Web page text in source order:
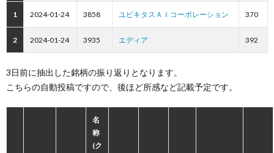
1 2024-01-24 3858 ユビキタスＡＩコーポレーション 370
2 2024-01-24 3935 エディア 392
3日前に抽出した銘柄の振り返りとなります。
こちらの自動投稿ですので、後ほど所感など記載予定です。
名
称
(ク